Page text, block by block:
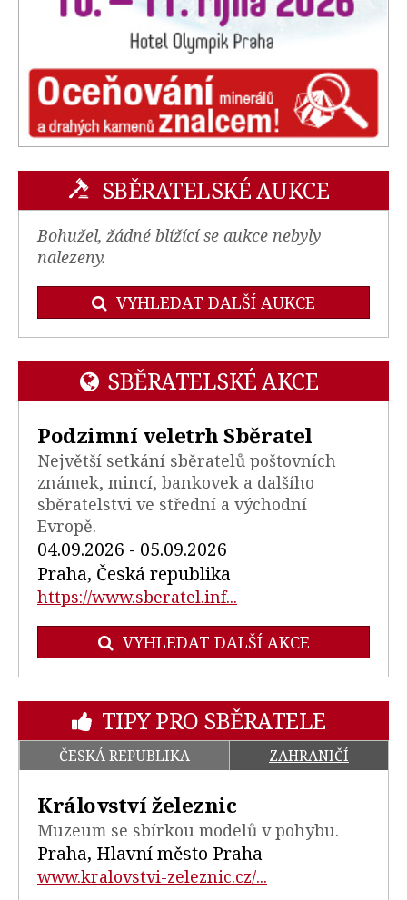
SBĚRATELSKÉ AUKCE
Bohužel, žádné blížící se aukce nebyly
nalezeny.
VYHLEDAT DALŠÍ AUKCE
SBĚRATELSKÉ AKCE
Podzimní veletrh Sběratel
Největší setkání sběratelů poštovních
známek, mincí, bankovek a dalšího
sběratelstvi ve střední a východní
Evropě.
04.09.2026 - 05.09.2026
Praha, Česká republika
https://www.sberatel.inf...
VYHLEDAT DALŠÍ AKCE
TIPY PRO SBĚRATELE
ČESKÁ REPUBLIKA ZAHRANIČÍ
Království železnic
Muzeum se sbírkou modelů v pohybu.
Praha, Hlavní město Praha
www.kralovstvi-zeleznic.cz/...